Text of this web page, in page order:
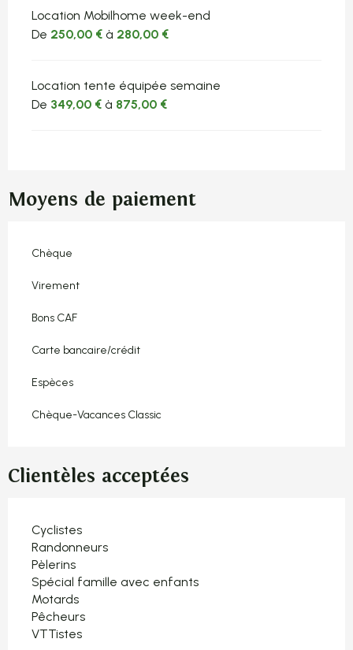
Location Mobilhome week-end
De 250,00 € à 280,00 €
Location tente équipée semaine
De 349,00 € à 875,00 €
Moyens de paiement
Chèque
Virement
Bons CAF
Carte bancaire/crédit
Espèces
Chèque-Vacances Classic
Clientèles acceptées
Cyclistes
Randonneurs
Pèlerins
Spécial famille avec enfants
Motards
Pêcheurs
VTTistes